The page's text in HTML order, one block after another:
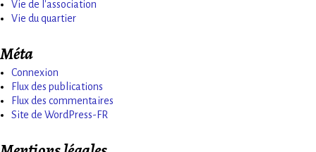
Vie de l'association
Vie du quartier
Méta
Connexion
Flux des publications
Flux des commentaires
Site de WordPress-FR